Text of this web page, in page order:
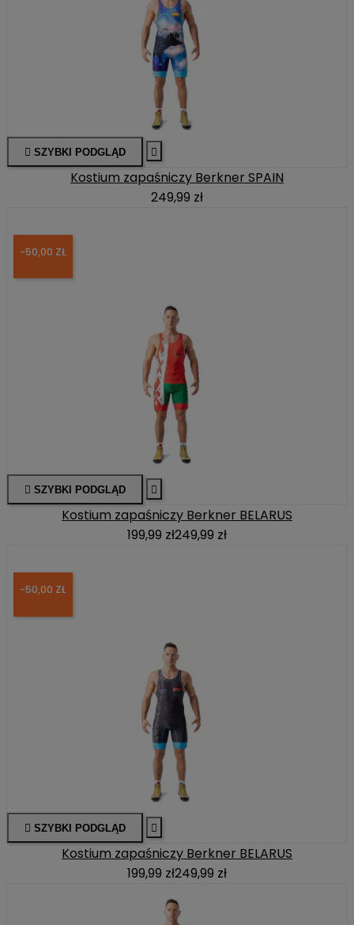
 SZYBKI PODGLĄD 
Kostium zapaśniczy Berkner SPAIN
249,99 zł
-50,00 ZŁ
 SZYBKI PODGLĄD 
Kostium zapaśniczy Berkner BELARUS
199,99 zł249,99 zł
-50,00 ZŁ
 SZYBKI PODGLĄD 
Kostium zapaśniczy Berkner BELARUS
199,99 zł249,99 zł